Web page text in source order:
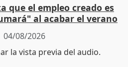
que el empleo creado es
al acabar el verano
04/08/2026